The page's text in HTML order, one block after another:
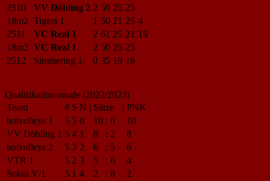
2510
VV Döbling 2 2 50 25 25
18m2 Tigers 1 1 50 21 25 4
2511
VC Real 1 2 61 25 21 15
18m2 VC Real 1 2 50 25 25
2512
Simmering 1 0 35 19 16
Qualifikationsrunde (2022/2023)
Team
# S N | Sätze | PNK
hotvolleys 1
5 5 0 10 : 0
10
VV Döbling 1 5 4 1 8 : 2
8
hotvolleys 2
5 3 2 6 : 5
6
VTR 1
5 2 3 5 : 6
4
Sokol V/1
5 1 4 2 : 8
2